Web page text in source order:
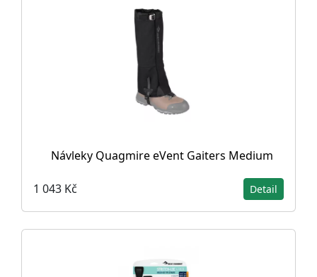
Návleky Quagmire eVent Gaiters Medium
1 043 Kč Detail